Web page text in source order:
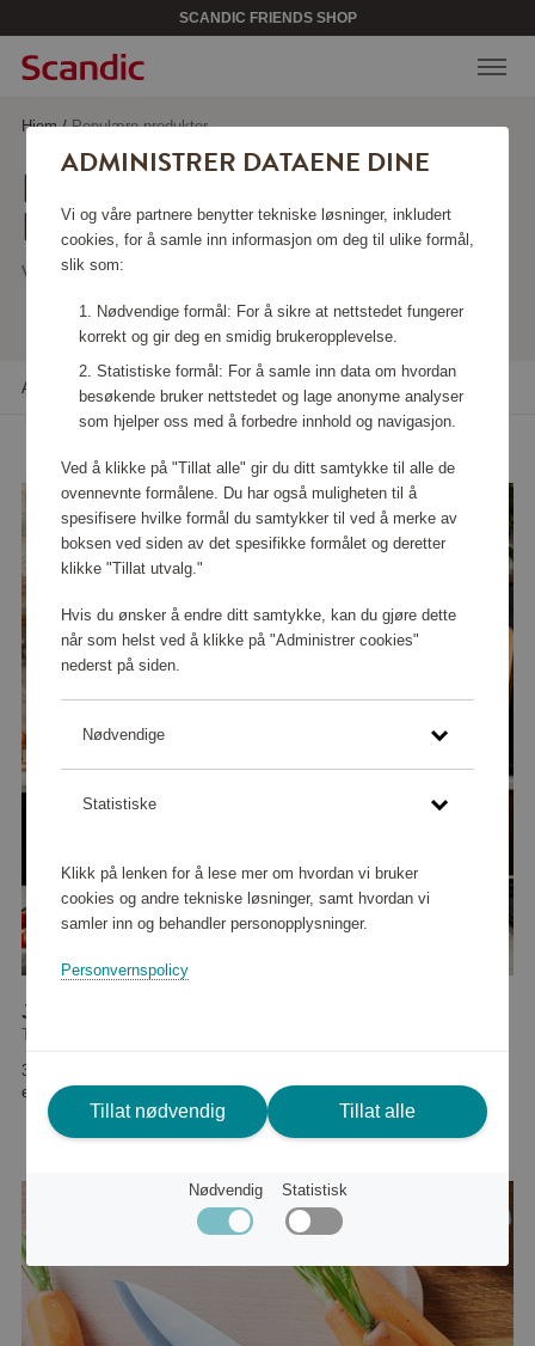
SCANDIC FRIENDS SHOP
Hjem/Populære produkter
POPULÆRE
PRODUKTER
Viser 30 produkter
Alle filtre
JO Everyday Kitchen Ceramic Stekpanna 28 cm
Tefal
36 480 poeng
eller
456 kr
ADMINISTRER DATAENE DINE
Vi og våre partnere benytter tekniske løsninger, inkludert
cookies, for å samle inn informasjon om deg til ulike formål,
slik som:
Nødvendige formål: For å sikre at nettstedet fungerer
korrekt og gir deg en smidig brukeropplevelse.
Statistiske formål: For å samle inn data om hvordan
besøkende bruker nettstedet og lage anonyme analyser
som hjelper oss med å forbedre innhold og navigasjon.
Ved å klikke på "Tillat alle" gir du ditt samtykke til alle de
ovennevnte formålene. Du har også muligheten til å
spesifisere hvilke formål du samtykker til ved å merke av
boksen ved siden av det spesifikke formålet og deretter
klikke "Tillat utvalg."
Hvis du ønsker å endre ditt samtykke, kan du gjøre dette
når som helst ved å klikke på "Administrer cookies"
nederst på siden.
Nødvendige
Statistiske
Klikk på lenken for å lese mer om hvordan vi bruker
cookies og andre tekniske løsninger, samt hvordan vi
samler inn og behandler personopplysninger.
Personvernspolicy
Tillat nødvendig Tillat alle
Nødvendig Statistisk